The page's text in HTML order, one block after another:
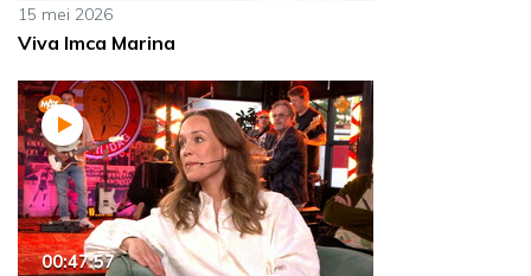
15 mei 2026
Viva Imca Marina
00:47:57